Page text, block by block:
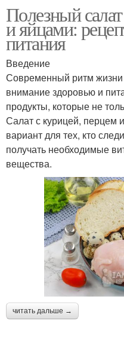
Полезный
и яйцами:
питания
Введение
Современный ритм жизни
внимание здоровью и
продукты, которые не
Салат с курицей,
вариант для тех, кто
получать необходимые
вещества.
читать дальше →